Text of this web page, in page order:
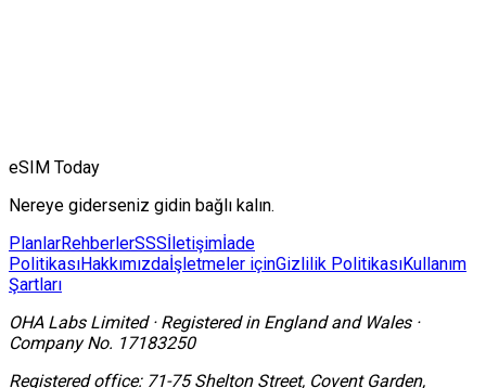
eSIM Today
Nereye giderseniz gidin bağlı kalın.
PlanlarRehberlerSSSİletişimİade
PolitikasıHakkımızdaİşletmeler içinGizlilik PolitikasıKullanım
Şartları
OHA Labs Limited· Registered in England and Wales·
Company No. 17183250
Registered office: 71-75 Shelton Street, Covent Garden,